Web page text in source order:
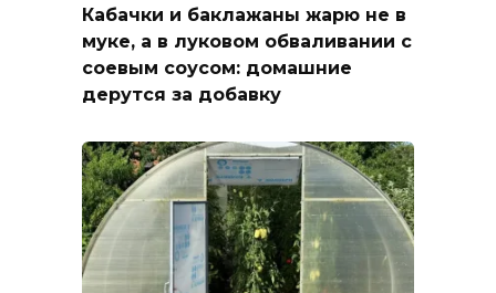
Кабачки и баклажаны жарю не в
муке, а в луковом обваливании с
соевым соусом: домашние
дерутся за добавку